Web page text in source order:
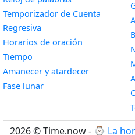
Temporizador de Cuenta
Regresiva
Horarios de oración
Tiempo
Amanecer y atardecerWidget
Fase lunarWidget
2026 © Time.now - ⌚ La